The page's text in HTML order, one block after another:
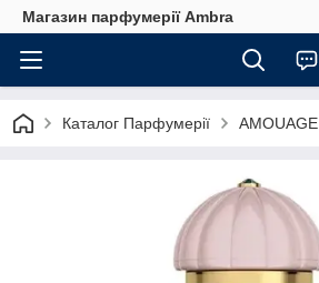
Магазин парфумерії Ambra
Каталог Парфумерії AMOUAGE